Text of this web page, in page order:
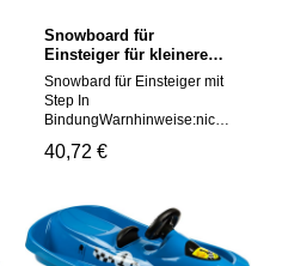
Snowboard für
Einsteiger für kleinere
Hügel. Einfache Step-In
Bindung für jede
Schuhgröße geeignet.
Snowbard für Einsteiger mit
Step In
BindungWarnhinweise:nicht
Jahren Achtung! Nicht für
verschluckt werden können.
Erstickungsgefahr!
Geeignetes Alter: Ab 5 Jahre
Regulärer Preis:
40,72 €